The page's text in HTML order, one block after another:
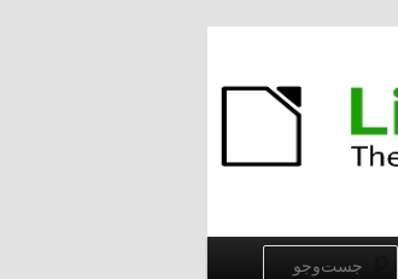
جست‌وجو